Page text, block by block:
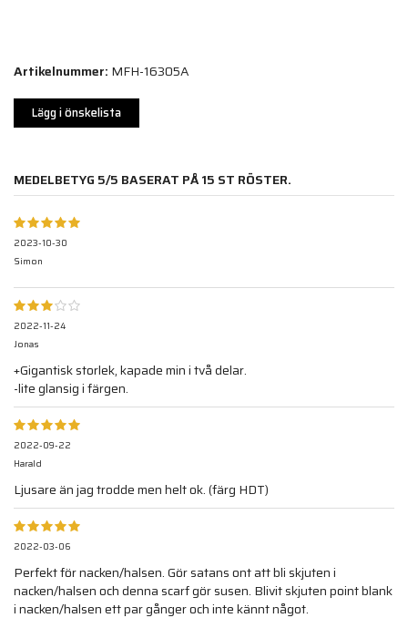
Artikelnummer: MFH-16305A
Lägg i önskelista
MEDELBETYG 5/5 BASERAT PÅ15 ST RÖSTER.
2023-10-30
Simon
2022-11-24
Jonas
+Gigantisk storlek, kapade min i två delar.
-lite glansig i färgen.
2022-09-22
Harald
Ljusare än jag trodde men helt ok. (färg HDT)
2022-03-06
Perfekt för nacken/halsen. Gör satans ont att bli skjuten i
nacken/halsen och denna scarf gör susen. Blivit skjuten point blank
i nacken/halsen ett par gånger och inte kännt något.